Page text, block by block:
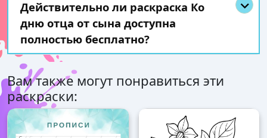
Действительно ли раскраска Ко
дню отца от сына доступна
полностью бесплатно?
Вам также могут понравиться эти
раскраски: